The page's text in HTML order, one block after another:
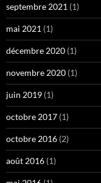
septembre 2021 (1)
mai 2021 (1)
décembre 2020 (1)
novembre 2020 (1)
juin 2019 (1)
octobre 2017 (1)
octobre 2016 (2)
août 2016 (1)